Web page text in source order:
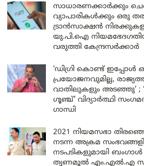
സാധാരണക്കാർക്കും
വ്യാപാരികൾക്കും ഒരു
ട്രാൻസാക്ഷൻ
യു.പി.ഐ
വരുത്തി കേന്ദ്രസർക്കാർ
‘ഡിഗ്രി കൊണ്ട് ഇപ്പോൾ
പ്രയോജനവുമില്ല,
വാതിലുകളും അടഞ്ഞു’ ;
ഗൂഞ്ച്’ വിദ്യാർത്ഥി
ഗാന്ധി
2021 നിയമസഭാ
നടന്ന അക്രമ
നടപടികളുമായി
തൃണമൂൽ എം.എൽ.എ